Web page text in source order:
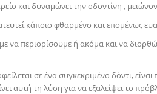
και δυναμώνει την οδοντίνη ,
κάποιο φθαρμένο και επομένως
να περιορίσουμε ή ακόμα και να
σε ένα συγκεκριμένο δόντι,
αυτή τη λύση για να εξαλείψει το